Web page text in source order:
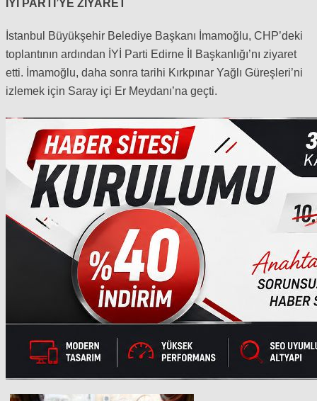
İYİ PARTİ’YE ZİYARET
İstanbul Büyükşehir Belediye Başkanı İmamoğlu, CHP’deki
toplantının ardından İYİ Parti Edirne İl Başkanlığı’nı ziyaret
etti. İmamoğlu, daha sonra tarihi Kırkpınar Yağlı Güreşleri’ni
izlemek için Saray içi Er Meydanı’na geçti.